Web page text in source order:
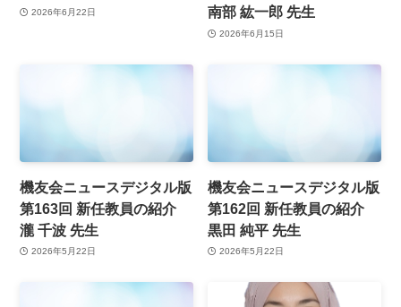
2026年6月22日
南部 紘一郎 先生
2026年6月15日
機友会ニュースデジタル版
第163回 新任教員の紹介
瀧 千波 先生
2026年5月22日
機友会ニュースデジタル版
第162回 新任教員の紹介
黒田 純平 先生
2026年5月22日